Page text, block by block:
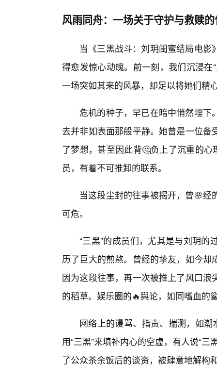
风雨同舟：一场关于守护与救赎
当《三黑战斗：刘玥闺蜜结局电
得愈发惊心动魄。前一刻，我们沉浸
一场突如其来的风暴，却足以将她们精
危机的种子，早已在暗中悄然埋下
去并非如表面那般平静。她曾是一位
了梦想，甚至因此背🤔负上了沉重的
员，有着不可推卸的联系。
当这段尘封的往事被揭开，曾🌸
可危。
“三黑”的成员们，尤其是与刘玥
历了巨大的煎熬。曾经的挚友，如今
因为这段往事，再一次被推上了风口
的稻草。娱乐圈的🔥舆论，如同嗜血的
网络上的谩骂、指责、揣测，如潮
用“三黑”来填补内心的空虚，有人说“
了公众茶余饭后的谈资，被肆意地解构